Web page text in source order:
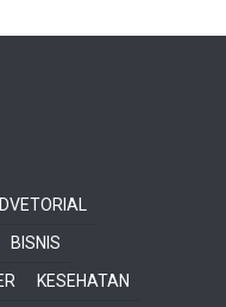
BISNIS
KESEHATAN